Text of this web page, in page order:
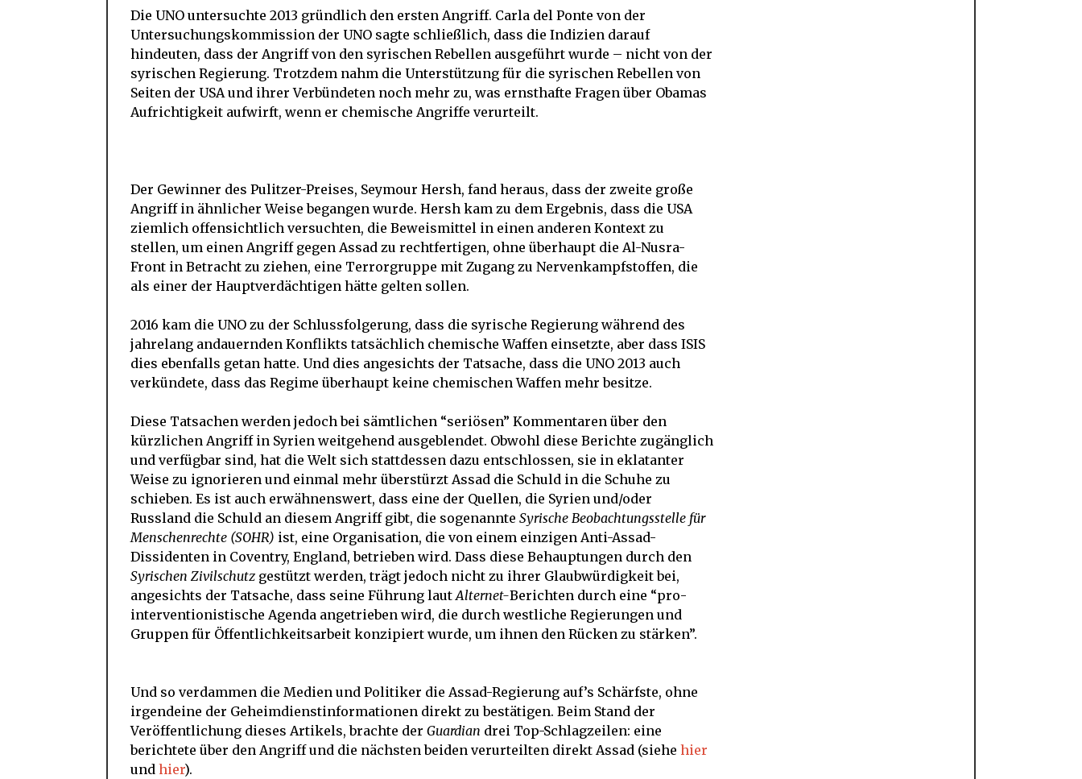
Die UNO untersuchte 2013 gründlich den ersten Angriff. Carla del Ponte von der
Untersuchungskommission der UNO sagte schließlich, dass die Indizien darauf
hindeuten, dass der Angriff von den syrischen Rebellen ausgeführt wurde – nicht von der
syrischen Regierung. Trotzdem nahm die Unterstützung für die syrischen Rebellen von
Seiten der USA und ihrer Verbündeten noch mehr zu, was ernsthafte Fragen über Obamas
Aufrichtigkeit aufwirft, wenn er chemische Angriffe verurteilt.
Der Gewinner des Pulitzer-Preises, Seymour Hersh, fand heraus, dass der zweite große
Angriff in ähnlicher Weise begangen wurde. Hersh kam zu dem Ergebnis, dass die USA
ziemlich offensichtlich versuchten, die Beweismittel in einen anderen Kontext zu
stellen, um einen Angriff gegen Assad zu rechtfertigen, ohne überhaupt die Al-Nusra-
Front in Betracht zu ziehen, eine Terrorgruppe mit Zugang zu Nervenkampfstoffen, die
als einer der Hauptverdächtigen hätte gelten sollen.
2016 kam die UNO zu der Schlussfolgerung, dass die syrische Regierung während des
jahrelang andauernden Konflikts tatsächlich chemische Waffen einsetzte, aber dass ISIS
dies ebenfalls getan hatte. Und dies angesichts der Tatsache, dass die UNO 2013 auch
verkündete, dass das Regime überhaupt keine chemischen Waffen mehr besitze.
Diese Tatsachen werden jedoch bei sämtlichen “seriösen” Kommentaren über den
kürzlichen Angriff in Syrien weitgehend ausgeblendet. Obwohl diese Berichte zugänglich
und verfügbar sind, hat die Welt sich stattdessen dazu entschlossen, sie in eklatanter
Weise zu ignorieren und einmal mehr überstürzt Assad die Schuld in die Schuhe zu
schieben. Es ist auch erwähnenswert, dass eine der Quellen, die Syrien und/oder
Russland die Schuld an diesem Angriff gibt, die sogenannte Syrische Beobachtungsstelle für
Menschenrechte (SOHR) ist, eine Organisation, die von einem einzigen Anti-Assad-
Dissidenten in Coventry, England, betrieben wird. Dass diese Behauptungen durch den
Syrischen Zivilschutz gestützt werden, trägt jedoch nicht zu ihrer Glaubwürdigkeit bei,
angesichts der Tatsache, dass seine Führung lautAlternet-Berichten durch eine “pro-
interventionistische Agenda angetrieben wird, die durch westliche Regierungen und
Gruppen für Öffentlichkeitsarbeit konzipiert wurde, um ihnen den Rücken zu stärken”.
Und so verdammen die Medien und Politiker die Assad-Regierung auf’s Schärfste, ohne
irgendeine der Geheimdienstinformationen direkt zu bestätigen. Beim Stand der
Veröffentlichung dieses Artikels, brachte der Guardian drei Top-Schlagzeilen: eine
berichtete über den Angriff und die nächsten beiden verurteilten direkt Assad (siehe hier
und hier).